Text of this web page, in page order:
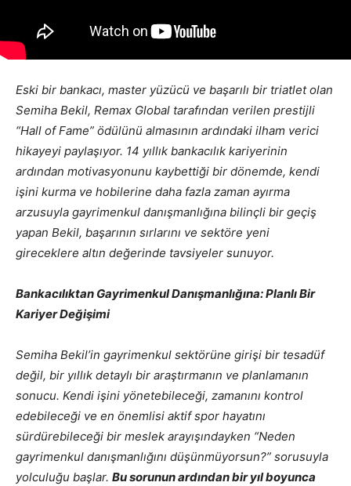
Eski bir bankacı, master yüzücü ve başarılı bir triatlet olan
Semiha Bekil, Remax Global tarafından verilen prestijli
“Hall of Fame” ödülünü almasının ardındaki ilham verici
hikayeyi paylaşıyor. 14 yıllık bankacılık kariyerinin
ardından motivasyonunu kaybettiği bir dönemde, kendi
işini kurma ve hobilerine daha fazla zaman ayırma
arzusuyla gayrimenkul danışmanlığına bilinçli bir geçiş
yapan Bekil, başarının sırlarını ve sektöre yeni
gireceklere altın değerinde tavsiyeler sunuyor.
Bankacılıktan Gayrimenkul Danışmanlığına: Planlı Bir
Kariyer Değişimi
Semiha Bekil’in gayrimenkul sektörüne girişi bir tesadüf
değil, bir yıllık detaylı bir araştırmanın ve planlamanın
sonucu. Kendi işini yönetebileceği, zamanını kontrol
edebileceği ve en önemlisi aktif spor hayatını
sürdürebileceği bir meslek arayışındayken “Neden
gayrimenkul danışmanlığını düşünmüyorsun?” sorusuyla
yolculuğu başlar. Bu sorunun ardından bir yıl boyunca